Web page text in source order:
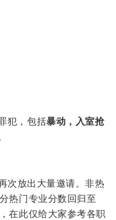
犯，包括暴动，入室抢
次放出大量邀请。非热
热门专业分数回归至
在此仅给大家参考各职